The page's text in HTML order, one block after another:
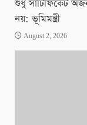
শুধু সার্টিফিকেট
নয়: ভূমিমন্ত্রী
August 2, 2026